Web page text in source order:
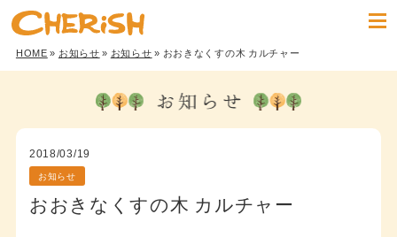
HOME» お知らせ» お知らせ» おおきなくすの木 カルチャー
2018/03/19
お知らせ
おおきなくすの木 カルチャー